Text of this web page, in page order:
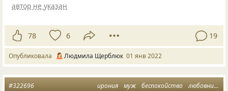
автор не указан
78 6 19
Опубликовала Людмила Щерблюк 01 янв 2022
ирония муж беспокойство любовница
#322696